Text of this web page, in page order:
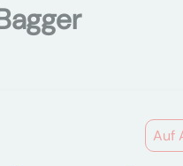
Auf